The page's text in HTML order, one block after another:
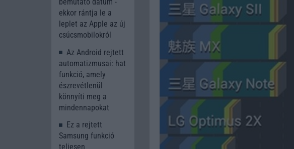
ekkor rántja le a
leplet az Apple az új
csúcsmobilokról
Az Android rejtett
automatizmusai: hat
funkció, amely
észrevétlenül
könnyíti meg a
mindennapokat
Ez a rejtett
Samsung funkció
teljesen